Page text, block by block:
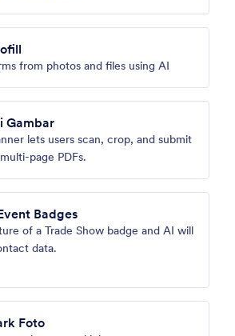
from photos and files using AI
Gambar
lets users scan, crop, and submit
page PDFs.
Badges
of a Trade Show badge and AI will
data.
Foto